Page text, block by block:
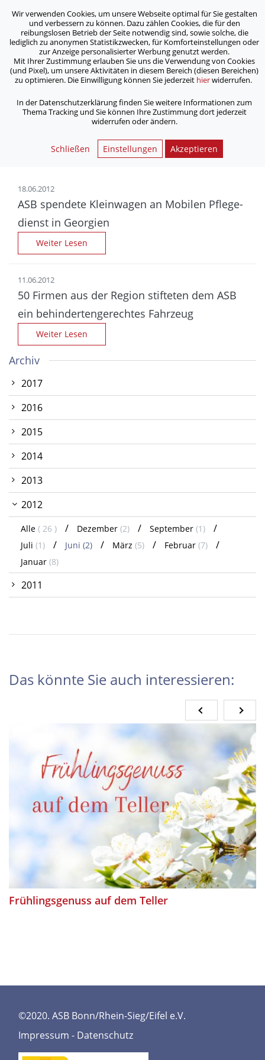
ASB Bonn/Rhein-Sieg/Eifel e.V.
bewegt Menschen
Archiv
Home / Archiv
Nachrichtenarchiv | ASB
Bonn/Rhein-Sieg/Eifel e.V.
18.06.2012
ASB spendete Klein­wagen an Mobilen Pflege­
dienst in Georgien
Weiter Lesen
11.06.2012
50 Firmen aus der Region stifteten dem ASB
ein behinderten­gerechtes Fahrzeug
Weiter Lesen
Archiv
2017
2016
2015
2014
2013
2012
Alle ( 26 ) Dezember (2) September (1)
Juli (1) Juni (2) März (5) Februar (7)
Januar (8)
2011
Das könnte Sie auch interessieren:
Frühlingsgenuss auf dem Teller
©2020. ASB Bonn/Rhein-Sieg/Eifel e.V.
Impressum - Datenschutz
Wir verwenden Cookies, um unsere Webseite optimal für Sie gestalten
und verbessern zu können. Dazu zählen Cookies, die für den
reibungslosen Betrieb der Seite notwendig sind, sowie solche, die
lediglich zu anonymen Statistikzwecken, für Komforteinstellungen oder
zur Anzeige personalisierter Werbung genutzt werden.
Mit Ihrer Zustimmung erlauben Sie uns die Verwendung von Cookies
(und Pixel), um unsere Aktivitäten in diesem Bereich (diesen Bereichen)
zu optimieren. Die Einwilligung können Sie jederzeit hierwiderrufen.
In der Datenschutzerklärung finden Sie weitere Informationen zum
Thema Tracking und Sie können Ihre Zustimmung dort jederzeit
widerrufen oder ändern.
Schließen Einstellungen Akzeptieren